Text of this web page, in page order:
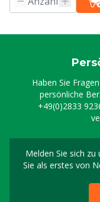
Haben Sie
persönliche
+49(0)2833
Melden Sie sich
Sie als erstes von